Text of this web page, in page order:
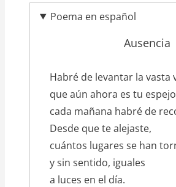
Poema en español
Ausencia
texto_poema
Habré de levantar la vasta
que aún ahora es tu
cada mañana habré de
Desde que te alejaste,
cuántos lugares se han
y sin sentido, iguales
a luces en el día.